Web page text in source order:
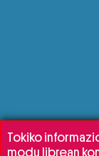
Tokiko
modu librean